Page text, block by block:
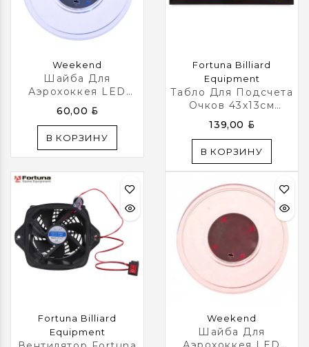
Weekend
Шайба Для
Аэрохоккея LED
«Atomic Lumen-X
Laser»
60,00 BYN
В КОРЗИНУ
Fortuna Billiard
Equipment
Табло Для Подсчета
Очков 43х13см
Махагон
139,00 BYN
В КОРЗИНУ
Fortuna Billiard
Equipment
Weekend
Шайба Для